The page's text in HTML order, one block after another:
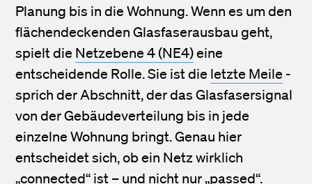
Planung bis in die Wohnung. Wenn es um den
flächendeckenden Glasfaserausbau geht,
spielt die Netzebene 4 (NE4)eine
entscheidende Rolle. Sie ist die letzte Meile -
sprich der Abschnitt, der das Glasfasersignal
von der Gebäudeverteilung bis in jede
einzelne Wohnung bringt. Genau hier
entscheidet sich, ob ein Netz wirklich
„connected“ ist – und nicht nur „passed“.